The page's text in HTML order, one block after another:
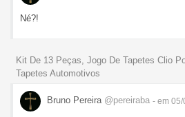
Né?!
Kit De 13 Peças, Jogo De Tapetes Clio
Tapetes Automotivos
Bruno Pereira @pereiraba - em 05/